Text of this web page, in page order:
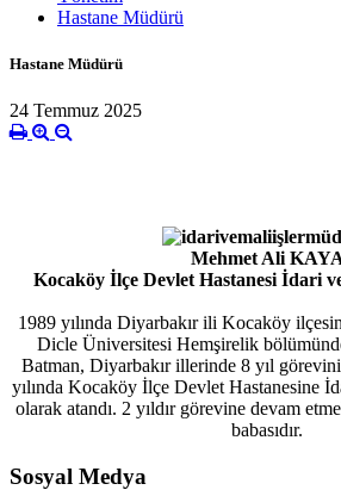
Hastane Müdürü
Hastane Müdürü
24 Temmuz 2025
Mehmet Ali
Kocaköy İlçe Devlet Hastanesi İdari
1989 yılında Diyarbakır ili Kocaköy
Dicle Üniversitesi Hemşirelik
Batman, Diyarbakır illerinde 8 yıl
yılında Kocaköy İlçe Devlet Hastanesine
olarak atandı. 2 yıldır görevine devam
babasıdır.
Sosyal Medya